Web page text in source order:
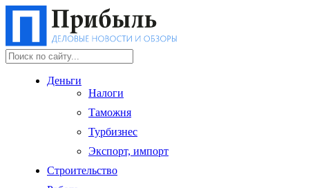
Деньги
Налоги
Таможня
Турбизнес
Экспорт, импорт
Строительство